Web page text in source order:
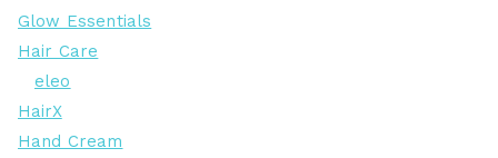
Glow Essentials
Hair Care
eleo
HairX
Hand Cream